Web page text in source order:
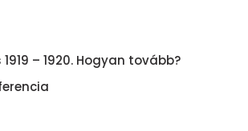
– 1920. Hogyan tovább?